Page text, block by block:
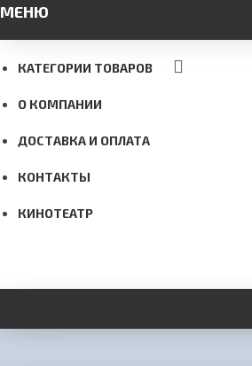
МЕНЮ
КАТЕГОРИИ ТОВАРОВ
О КОМПАНИИ
ДОСТАВКА И ОПЛАТА
КОНТАКТЫ
КИНОТЕАТР